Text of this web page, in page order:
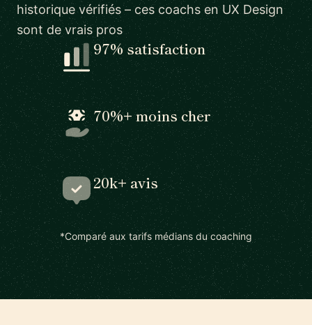
historique vérifiés – ces coachs en UX Design
sont de vrais pros
97% satisfaction
70%+ moins cher
20k+ avis
*Comparé aux tarifs médians du coaching